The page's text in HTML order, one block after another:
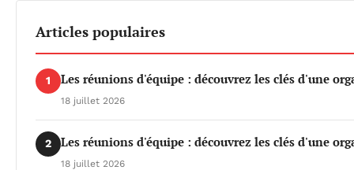
Articles populaires
1 Les réunions d'équipe : découvrez les clés d'une
18 juillet 2026
2 Les réunions d'équipe : découvrez les clés d'une
18 juillet 2026